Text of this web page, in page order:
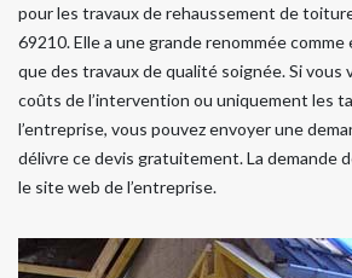
pour les travaux de rehaussement de
69210. Elle a une grande renommée
que des travaux de qualité soignée. Si vous
coûts de l’intervention ou uniquement les
l’entreprise, vous pouvez envoyer une
délivre ce devis gratuitement. La demande
le site web de l’entreprise.